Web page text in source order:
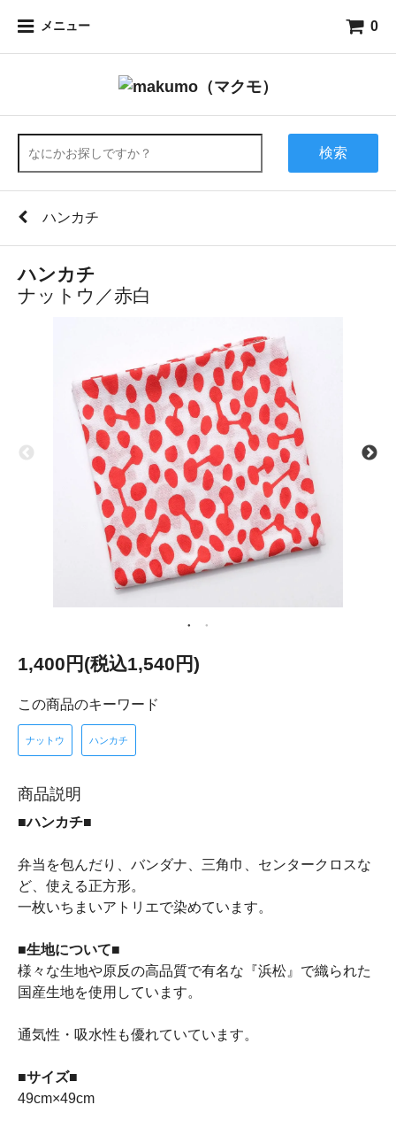
メニュー 0
検索
ハンカチ
ハンカチ
ナットウ／赤白
1,400円(税込1,540円)
この商品のキーワード
ナットウ ハンカチ
商品説明
■ハンカチ■
弁当を包んだり、バンダナ、三角巾、センタークロスな
ど、使える正方形。
一枚いちまいアトリエで染めています。
■生地について■
様々な生地や原反の高品質で有名な『浜松』で織られた
国産生地を使用しています。
通気性・吸水性も優れていています。
■サイズ■
49cm×49cm